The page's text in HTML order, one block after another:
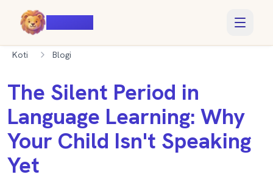
Koti Blogi
The Silent Period in
Language Learning: Why
Your Child Isn't Speaking
Yet